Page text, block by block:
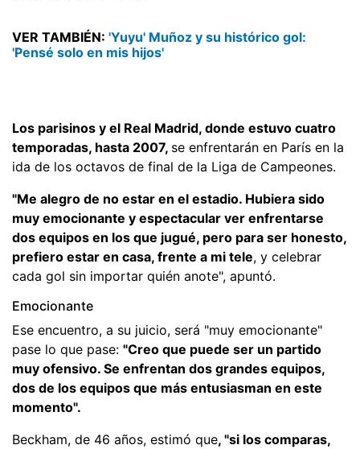
VER TAMBIÉN: 'Yuyu' Muñoz y su histórico gol:
'Pensé solo en mis hijos'
Los parisinos y el Real Madrid, donde estuvo cuatro
temporadas, hasta 2007, se enfrentarán en París en la
ida de los octavos de final de la Liga de Campeones.
"Me alegro de no estar en el estadio. Hubiera sido
muy emocionante y espectacular ver enfrentarse
dos equipos en los que jugué, pero para ser honesto,
prefiero estar en casa, frente a mi tele, y celebrar
cada gol sin importar quién anote", apuntó.
Emocionante
Ese encuentro, a su juicio, será "muy emocionante"
pase lo que pase: "Creo que puede ser un partido
muy ofensivo. Se enfrentan dos grandes equipos,
dos de los equipos que más entusiasman en este
momento".
Beckham, de 46 años, estimó que, "si los comparas,